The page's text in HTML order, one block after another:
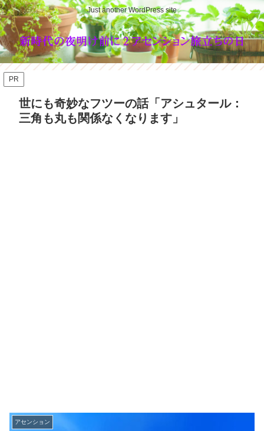
Just another WordPress site
PR
世にも奇妙なフツーの話「アシュタール：
三角も丸も関係なくなります」
アセンション